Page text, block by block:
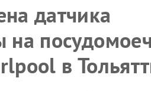
датчика
на
в